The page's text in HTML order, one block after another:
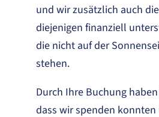
und wir zusätzlich auch
diejenigen finanziell
die nicht auf der
stehen.
Durch Ihre Buchung
dass wir spenden